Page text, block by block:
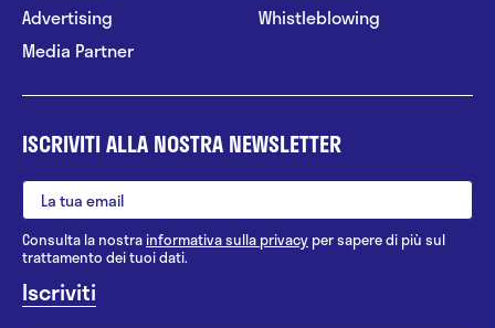
Advertising
Media Partner
Whistleblowing
ISCRIVITI ALLA NOSTRA NEWSLETTER
Consulta la nostrainformativa sulla privacy per sapere di più sul
trattamento dei tuoi dati.